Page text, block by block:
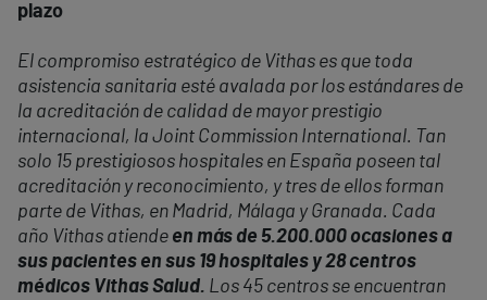
plazo
El compromiso estratégico de Vithas es que toda
asistencia sanitaria esté avalada por los estándares de
la acreditación de calidad de mayor prestigio
internacional, la Joint Commission International. Tan
solo 15 prestigiosos hospitales en España poseen tal
acreditación y reconocimiento, y tres de ellos forman
parte de Vithas, en Madrid, Málaga y Granada. Cada
año Vithas atiende en más de 5.200.000 ocasiones a
sus pacientes en sus 19 hospitales y 28 centros
médicos Vithas Salud. Los 45 centros se encuentran